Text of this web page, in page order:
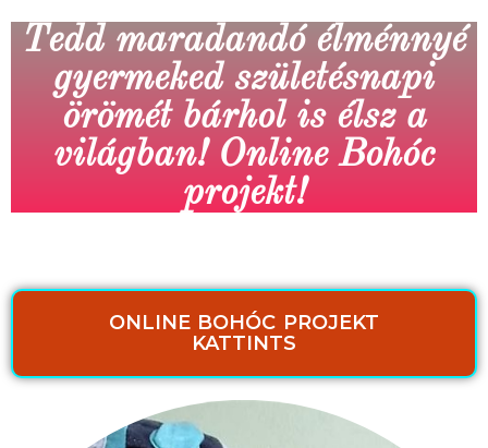
Tedd maradandó élménnyé
gyermeked születésnapi
örömét bárhol is élsz a
világban! Online Bohóc
projekt!
ONLINE BOHÓC PROJEKT
KATTINTS